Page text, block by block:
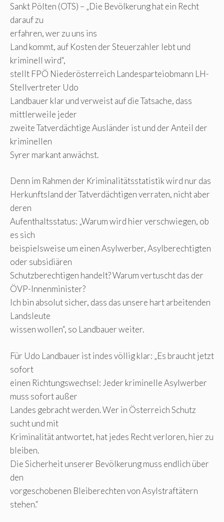
Sankt Pölten (OTS) – „Die Bevölkerung hat ein Recht
darauf zu
erfahren, wer zu uns ins
Land kommt, auf Kosten der Steuerzahler lebt und
kriminell wird“,
stellt FPÖ Niederösterreich Landesparteiobmann LH-
Stellvertreter Udo
Landbauer klar und verweist auf die Tatsache, dass
mittlerweile jeder
zweite Tatverdächtige Ausländer ist und der Anteil der
kriminellen
Syrer markant anwächst.
Denn im Rahmen der Kriminalitätsstatistik wird nur das
Herkunftsland der Tatverdächtigen verraten, nicht aber
deren
Aufenthaltsstatus: „Warum wird hier verschwiegen, ob
es sich
beispielsweise um einen Asylwerber, Asylberechtigten
oder subsidiären
Schutzberechtigen handelt? Warum vertuscht das der
ÖVP-Innenminister?
Ich bin absolut sicher, dass das unsere hart arbeitenden
Landsleute
wissen wollen“, so Landbauer weiter.
Für Udo Landbauer ist indes völlig klar: „Es braucht jetzt
sofort
einen Richtungswechsel: Jeder kriminelle Asylwerber
muss sofort außer
Landes gebracht werden. Wer in Österreich Schutz
sucht und mit
Kriminalität antwortet, hat jedes Recht verloren, hier zu
bleiben.
Die Sicherheit unserer Bevölkerung muss endlich über
den
vorgeschobenen Bleiberechten von Asylstraftätern
stehen.“